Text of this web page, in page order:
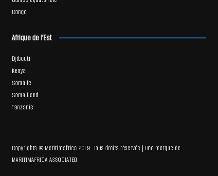
Congo
Afrique de l’Est
Djibouti
Kenya
Somalie
Somaliland
Tanzanie
Copyrights © Maritimafrica 2019. Tous droits réservés | Une marque de
MARITIMAFRICA ASSOCIATED.